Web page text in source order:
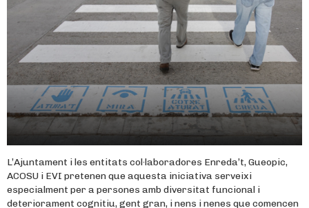
L’Ajuntament i les entitats col·laboradores Enreda’t, Gueopic,
ACOSU i EVI pretenen que aquesta iniciativa serveixi
especialment per a persones amb diversitat funcional i
deteriorament cognitiu, gent gran, i nens i nenes que comencen